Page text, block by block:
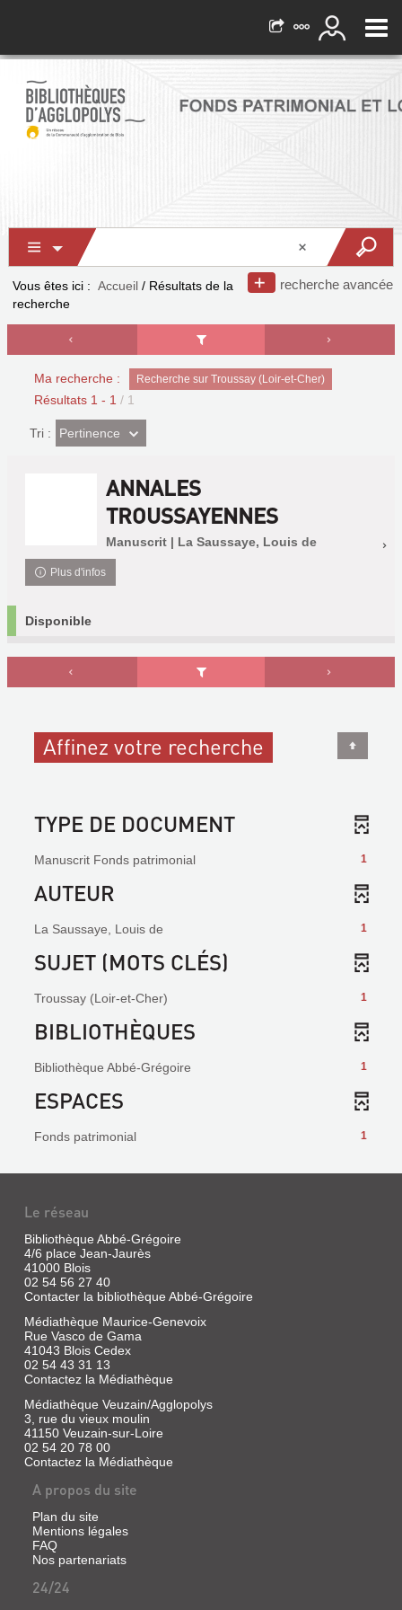
recherche avancée
Vous êtes ici : Accueil / Résultats de la
recherche
Ma recherche : Recherche sur Troussay (Loir-et-Cher)
Résultats 1 - 1 / 1
Tri : (Effet
imédiat)
Pertinence
ANNALES
TROUSSAYENNES
Manuscrit | La Saussaye, Louis de
Plus d'infos
Disponible
Affinez votre recherche
TYPE DE DOCUMENT
1
Manuscrit Fonds patrimonial
AUTEUR
1
La Saussaye, Louis de
SUJET (MOTS CLÉS)
1
Troussay (Loir-et-Cher)
BIBLIOTHÈQUES
1
Bibliothèque Abbé-Grégoire
ESPACES
1
Fonds patrimonial
Le réseau
Bibliothèque Abbé-Grégoire
4/6 place Jean-Jaurès
41000 Blois
02 54 56 27 40
Contacter la bibliothèque Abbé-Grégoire
Médiathèque Maurice-Genevoix
Rue Vasco de Gama
41043 Blois Cedex
02 54 43 31 13
Contactez la Médiathèque
Médiathèque Veuzain/Agglopolys
3, rue du vieux moulin
41150 Veuzain-sur-Loire
02 54 20 78 00
Contactez la Médiathèque
A propos du site
Plan du site
Mentions légales
FAQ
Nos partenariats
24/24